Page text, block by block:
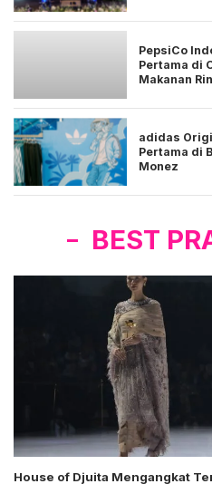
PepsiCo
Pertama di
Makanan
adidas
Pertama di
Monez
BEST
House of Djuita Mengangkat